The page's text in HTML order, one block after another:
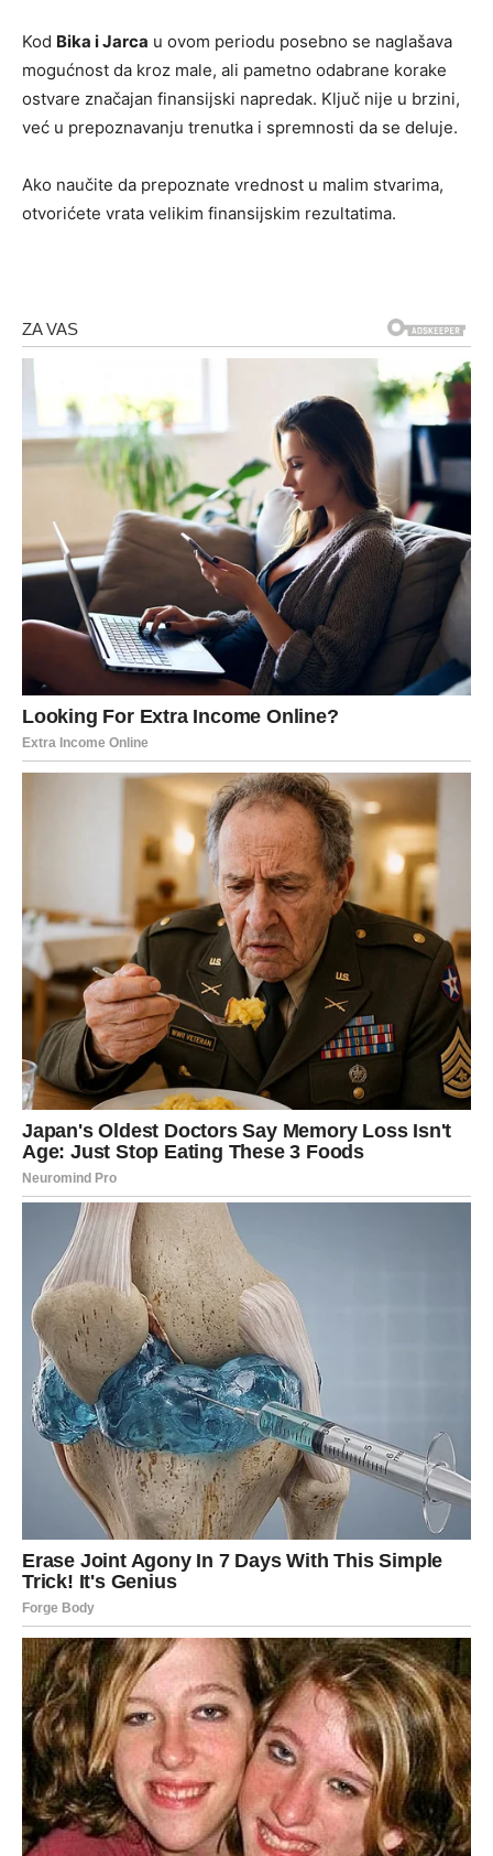
Kod Bika i Jarca u ovom periodu posebno se naglašava
mogućnost da kroz male, ali pametno odabrane korake
ostvare značajan finansijski napredak. Ključ nije u brzini,
već u prepoznavanju trenutka i spremnosti da se deluje.
Ako naučite da prepoznate vrednost u malim stvarima,
otvorićete vrata velikim finansijskim rezultatima.